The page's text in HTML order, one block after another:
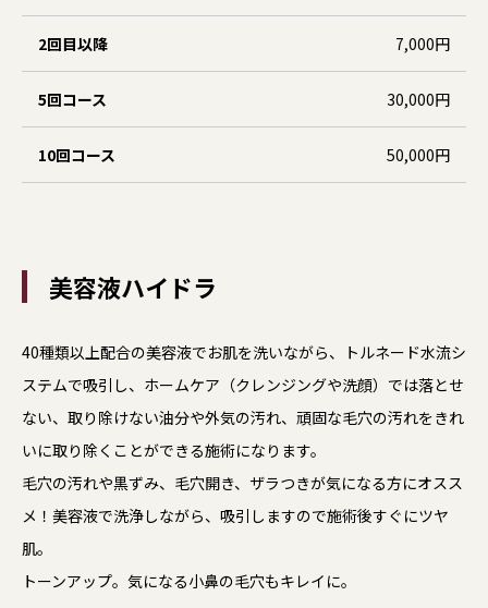
2回目以降 7,000円
5回コース 30,000円
10回コース 50,000円
美容液ハイドラ
40種類以上配合の美容液でお肌を洗いながら、トルネード水流シ
ステムで吸引し、ホームケア（クレンジングや洗顔）では落とせ
ない、取り除けない油分や外気の汚れ、頑固な毛穴の汚れをきれ
いに取り除くことができる施術になります。
毛穴の汚れや黒ずみ、毛穴開き、ザラつきが気になる方にオスス
メ！美容液で洗浄しながら、吸引しますので施術後すぐにツヤ
肌。
トーンアップ。気になる小鼻の毛穴もキレイに。